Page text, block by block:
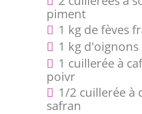
piment
1 kg de fèves
1 kg d'oignons
1 cuillerée à
poivr
1/2 cuillerée à
safran